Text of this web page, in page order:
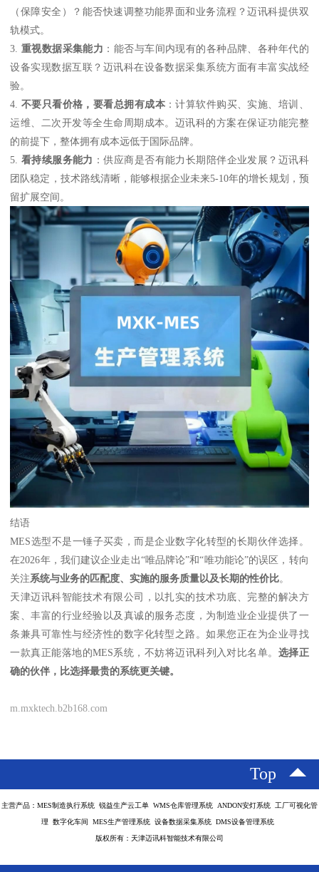
（保障安全）？能否快速调整功能界面和业务流程？迈讯科提供双
轨模式。
3. 重视数据采集能力 ：能否与车间内现有的各种品牌、各种年代的
设备实现数据互联？迈讯科在设备数据采集系统方面有丰富实战经
验。
4. 不要只看价格，要看总拥有成本：计算软件购买、实施、培训、
运维、二次开发等全生命周期成本。迈讯科的方案在保证功能完整
的前提下，整体拥有成本远低于国际品牌。
5. 看持续服务能力 ：供应商是否有能力长期陪伴企业发展？迈讯科
团队稳定，技术路线清晰，能够根据企业未来5-10年的增长规划，预
留扩展空间。
结语
MES选型不是一锤子买卖，而是企业数字化转型的长期伙伴选择。
在2026年，我们建议企业走出“唯品牌论”和“唯功能论”的误区，转向
关注系统与业务的匹配度、实施的服务质量以及长期的性价比。
天津迈讯科智能技术有限公司，以扎实的技术功底、完整的解决方
案、丰富的行业经验以及真诚的服务态度，为制造业企业提供了一
条兼具可靠性与经济性的数字化转型之路。如果您正在为企业寻找
一款真正能落地的MES系统，不妨将迈讯科列入对比名单。 选择正
确的伙伴，比选择最贵的系统更关键。
m.mxktech.b2b168.com
Top
主营产品：MES制造执行系统 锐益生产云工单 WMS仓库管理系统 ANDON安灯系统 工厂可视化管
理 数字化车间 MES生产管理系统 设备数据采集系统 DMS设备管理系统
版权所有：天津迈讯科智能技术有限公司